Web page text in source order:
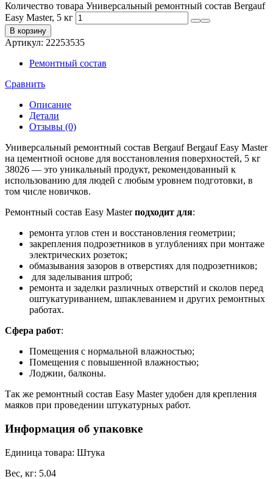
Количество товара Универсальный ремонтный состав Bergauf
Easy Master, 5 кг
В корзину
Артикул: 22253535
Ремонтный состав
Сравнить
Описание
Детали
Отзывы (0)
Универсальный ремонтный состав Bergauf Bergauf Easy Master
на цементной основе для восстановления поверхностей, 5 кг
38026 — это уникальный продукт, рекомендованный к
использованию для людей с любым уровнем подготовки, в
том числе новичков.
Ремонтный состав Easy Masterподходит для:
ремонта углов стен и восстановления геометрии;
закрепления подрозетников в углублениях при монтаже
электрических розеток;
обмазывания зазоров в отверстиях для подрозетников;
для заделывания штроб;
ремонта и заделки различных отверстий и сколов перед
оштукатуриванием, шпаклеванием и других ремонтных
работах.
Сфера работ:
Помещения с нормальной влажностью;
Помещения с повышенной влажностью;
Лоджии, балконы.
Так же ремонтный состав Easy Master удобен для крепления
маяков при проведении штукатурных работ.
Информация об упаковке
Единица товара: Штука
Вес, кг: 5.04